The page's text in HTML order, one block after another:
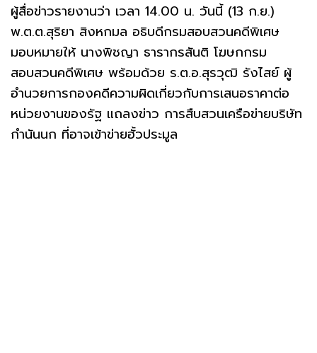
ผู้สื่อข่าวรายงานว่า เวลา 14.00 น. วันนี้ (13 ก.ย.)
พ.ต.ต.สุริยา สิงหกมล อธิบดีกรมสอบสวนคดีพิเศษ
มอบหมายให้ นางพิชญา ธารากรสันติ โฆษกกรม
สอบสวนคดีพิเศษ พร้อมด้วย ร.ต.อ.สุรวุฒิ รังไสย์ ผู้
อำนวยการกองคดีความผิดเกี่ยวกับการเสนอราคาต่อ
หน่วยงานของรัฐ แถลงข่าว การสืบสวนเครือข่ายบริษัท
กำนันนก ที่อาจเข้าข่ายฮั้วประมูล